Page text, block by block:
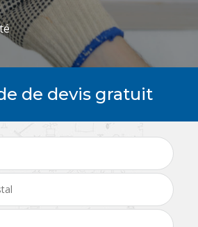
de devis gratuit